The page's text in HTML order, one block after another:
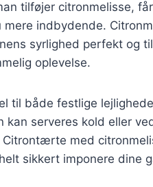
tilføjer citronmelisse,
indbydende.
syrlighed perfekt og
oplevelse.
til både festlige
kan serveres kold eller
med
sikkert imponere dine